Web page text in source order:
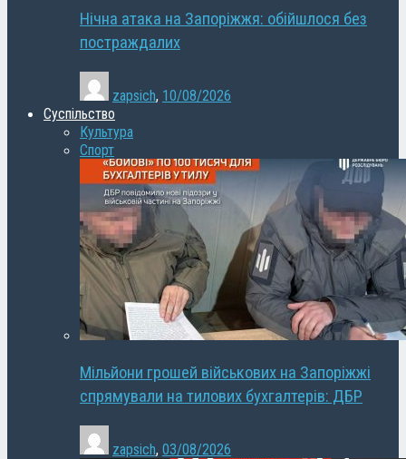
Нічна атака на Запоріжжя: обійшлося без
постраждалих
zapsich, 10/08/2026
Суспільство
Культура
Спорт
Мільйони грошей військових на Запоріжжі
спрямували на тилових бухгалтерів: ДБР
zapsich, 03/08/2026